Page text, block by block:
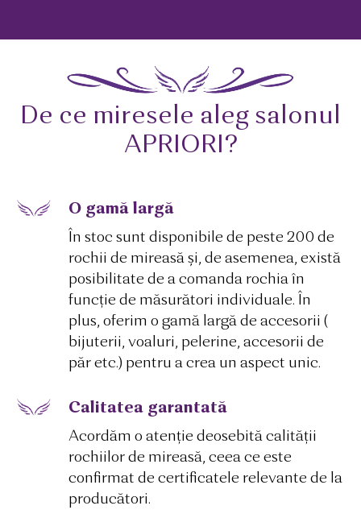
De ce miresele aleg salonul
APRIORI?
O gamă largă
În stoc sunt disponibile de peste 200 de
rochii de mireasă și, de asemenea, există
posibilitate de a comanda rochia în
funcție de măsurători individuale. În
plus, oferim o gamă largă de accesorii (
bijuterii, voaluri, pelerine, accesorii de
păr etc.) pentru a crea un aspect unic.
Calitatea garantată
Acordăm o atenție deosebită calității
rochiilor de mireasă, ceea ce este
confirmat de certificatele relevante de la
producători.